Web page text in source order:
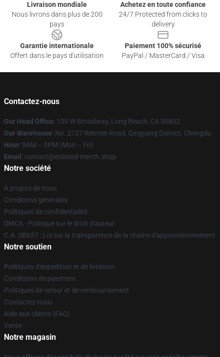
Livraison mondiale
Nous livrons dans plus de 200
pays
Achetez en toute confiance
24/7 Protected from clicks to
delivery
Garantie internationale
Offert dans le pays d'utilisation
Paiement 100% sécurisé
PayPal / MasterCard / Visa
Contactez-nous
Our Head Office: 100 W Broadway, Long Beach, CA 90802
Our Warehouse: No. 2727 Renmin Road, Qingyang District, Chengdu
Hour: 9AM – 5PM (Mon – Fri)
Email : contact@enlisted-merch.shop
Notre société
À propos de nous
Conditions générales
Politiques de confidentialité
DMCA - Politique sur le droit d'auteur
C.A. SB657 : Loi sur la transparence de la chaîne d'approvisionnement
Notre soutien
Politiques d'expédition et de livraison
Conditions de paiement
Politiques de retour et de remboursement
Contactez-nous
Aide aux clients (FAQ)
Vente
Notre magasin